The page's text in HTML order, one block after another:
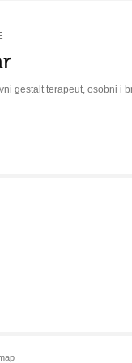
gestalt terapeut, osobni i